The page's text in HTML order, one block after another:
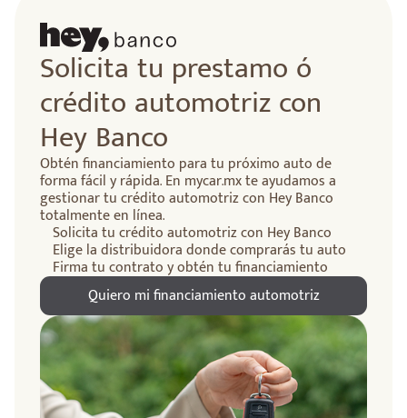
Solicita tu prestamo ó
crédito automotriz con
Hey Banco
Obtén financiamiento para tu próximo auto de
forma fácil y rápida. En mycar.mx te ayudamos a
gestionar tu crédito automotriz con Hey Banco
totalmente en línea.
Solicita tu crédito automotriz con Hey Banco
Elige la distribuidora donde comprarás tu auto
Firma tu contrato y obtén tu financiamiento
Quiero mi financiamiento automotriz